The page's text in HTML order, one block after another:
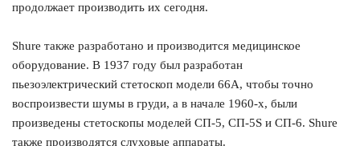
продолжает производить их сегодня.
Shure также разработано и производится медицинское
оборудование. В 1937 году был разработан
пьезоэлектрический стетоскоп модели 66А, чтобы точно
воспроизвести шумы в груди, а в начале 1960-х, были
произведены стетоскопы моделей СП-5, СП-5S и СП-6. Shure
также производятся слуховые аппараты.